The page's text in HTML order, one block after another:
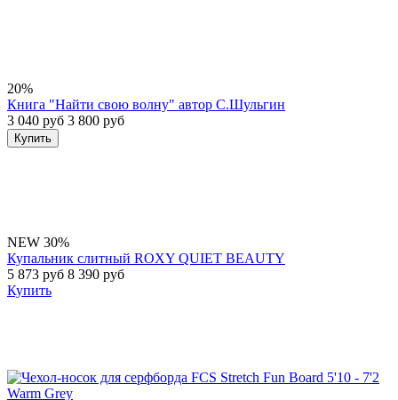
20%
Книга "Найти свою волну" автор С.Шульгин
3 040 руб 3 800 руб
Купить
NEW 30%
Купальник слитный ROXY QUIET BEAUTY
5 873 руб 8 390 руб
Купить